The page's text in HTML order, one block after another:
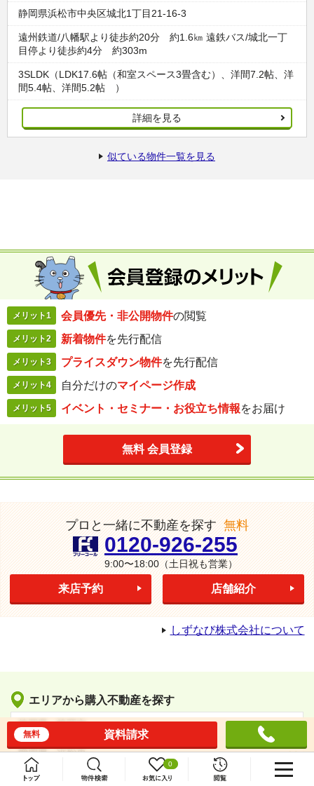
0
静岡県浜松市中央区城北1丁目21-16-3
遠州鉄道/八幡駅より徒歩約20分 約1.6㎞ 遠鉄バス/城北一丁
目停より徒歩約4分 約303m
3SLDK（LDK17.6帖（和室スペース3畳含む）、洋間7.2帖、洋
間5.4帖、洋間5.2帖 ）
詳細を見る
似ている物件一覧を見る
メリット1 会員優先・ 非公開物件の閲覧
メリット2 新着物件を先行配信
メリット3 プライスダウン物件を先行配信
メリット4 自分だけのマイページ作成
メリット5 イベント・セミナー・ お役立ち情報をお届け
無料 会員登録
プロと一緒に不動産を探す 無料
0120-926-255
9:00〜18:00（土日祝も営業）
来店予約 店舗紹介
しずなび株式会社について
エリアから購入不動産を探す
静岡県 - 静岡市
静岡県 - 浜松市
静岡県 - そのほかの地域
資料請求
無料